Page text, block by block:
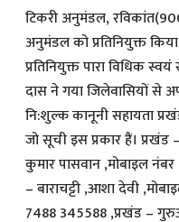
टिकरी अनुमंडल,
अनुमंडल को प्रतिनियुक्त
प्रतिनियुक्त पारा विधिक
दास ने गया जिलेवासियों से
नि:शुल्क कानूनी सहायता
जो सूची इस प्रकार हैं।
कुमार पासवान ,मोबाइल
– बाराचट्टी ,आशा देवी
7488 345588 ,प्रखंड –